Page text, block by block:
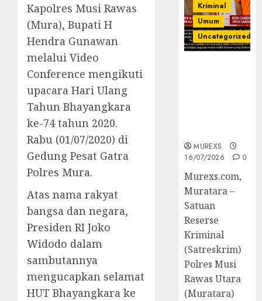
Kapolres Musi Rawas
(Mura), Bupati H
Hendra Gunawan
melalui Video
Conference mengikuti
upacara Hari Ulang
Tahun Bhayangkara
ke-74 tahun 2020.
Rabu (01/07/2020) di
Gedung Pesat Gatra
Polres Mura.
Atas nama rakyat
bangsa dan negara,
Presiden RI Joko
Widodo dalam
sambutannya
mengucapkan selamat
HUT Bhayangkara ke
Kriminal
Umum
Uncategorized
MUREXS
16/07/2026
0
Murexs.com,
Muratara –
Satuan
Reserse
Kriminal
(Satreskrim)
Polres Musi
Rawas Utara
(Muratara)